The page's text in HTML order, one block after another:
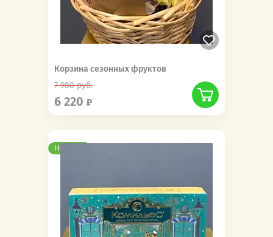
Корзина сезонных фруктов
7 980руб.
6 220
Новинка